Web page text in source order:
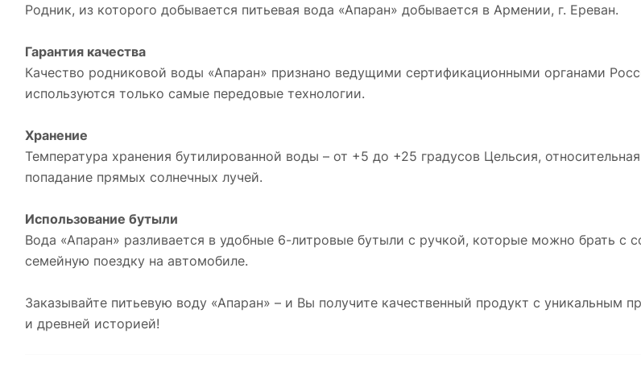
Родник, из которого добывается питьевая вода «Апаран» добывается в Армении, г. Ереван.
Гарантия качества
Качество родниковой воды «Апаран» признано ведущими сертификационными органами
используются только самые передовые технологии.
Хранение
Температура хранения бутилированной воды – от +5 до +25 градусов Цельсия,
попадание прямых солнечных лучей.
Использование бутыли
Вода «Апаран» разливается в удобные 6-литровые бутыли с ручкой, которые можно брать с
семейную поездку на автомобиле.
Заказывайте питьевую воду «Апаран» – и Вы получите качественный продукт с
и древней историей!